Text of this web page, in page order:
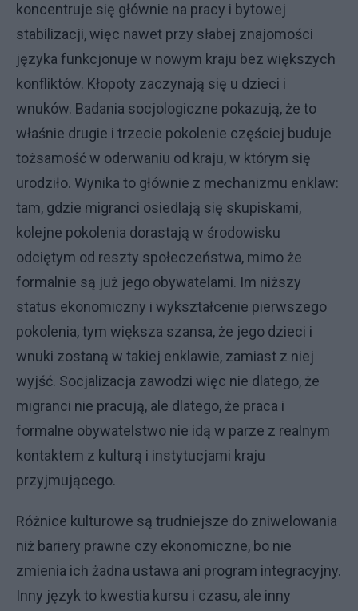
koncentruje się głównie na pracy i bytowej
stabilizacji, więc nawet przy słabej znajomości
języka funkcjonuje w nowym kraju bez większych
konfliktów. Kłopoty zaczynają się u dzieci i
wnuków. Badania socjologiczne pokazują, że to
właśnie drugie i trzecie pokolenie częściej buduje
tożsamość w oderwaniu od kraju, w którym się
urodziło. Wynika to głównie z mechanizmu enklaw:
tam, gdzie migranci osiedlają się skupiskami,
kolejne pokolenia dorastają w środowisku
odciętym od reszty społeczeństwa, mimo że
formalnie są już jego obywatelami. Im niższy
status ekonomiczny i wykształcenie pierwszego
pokolenia, tym większa szansa, że jego dzieci i
wnuki zostaną w takiej enklawie, zamiast z niej
wyjść. Socjalizacja zawodzi więc nie dlatego, że
migranci nie pracują, ale dlatego, że praca i
formalne obywatelstwo nie idą w parze z realnym
kontaktem z kulturą i instytucjami kraju
przyjmującego.
Różnice kulturowe są trudniejsze do zniwelowania
niż bariery prawne czy ekonomiczne, bo nie
zmienia ich żadna ustawa ani program integracyjny.
Inny język to kwestia kursu i czasu, ale inny